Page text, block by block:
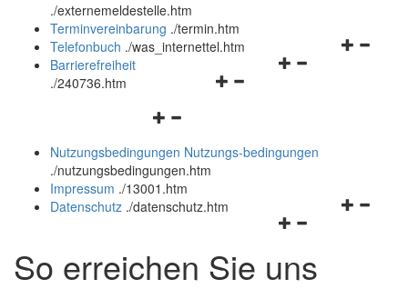
und
schließen
./externemeldestelle.htm
Terminvereinbarung ./termin.htm
Navigationsmenü
Telefonbuch ./was_internettel.htm
Navigationsmenü
Barrierefreiheit
./240736.htm
Navigationsmenü
und
schließen
Nutzungsbedingungen Nutzungs-bedingungen
./nutzungsbedingungen.htm
Impressum ./13001.htm
Navigationsmenü
und
schließen
Datenschutz ./datenschutz.htm
So erreichen Sie uns